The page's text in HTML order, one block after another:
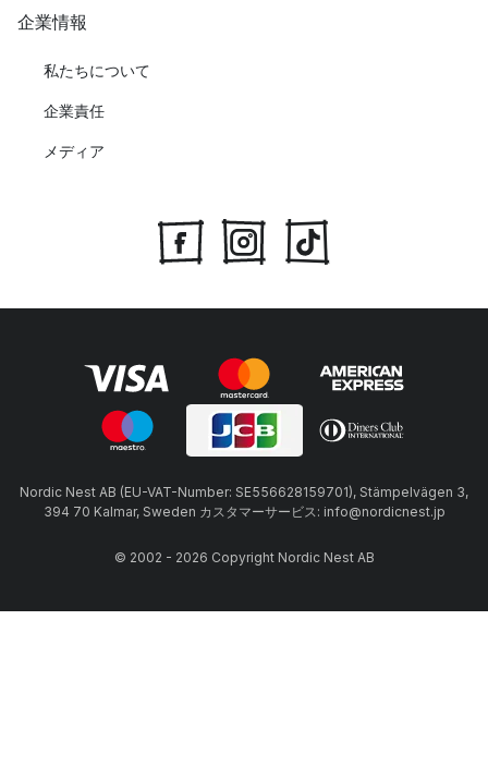
企業情報
私たちについて
企業責任
メディア
Nordic Nest AB (EU-VAT-Number: SE556628159701), Stämpelvägen 3,
394 70 Kalmar, Sweden カスタマーサービス: info@nordicnest.jp
© 2002 - 2026 Copyright Nordic Nest AB